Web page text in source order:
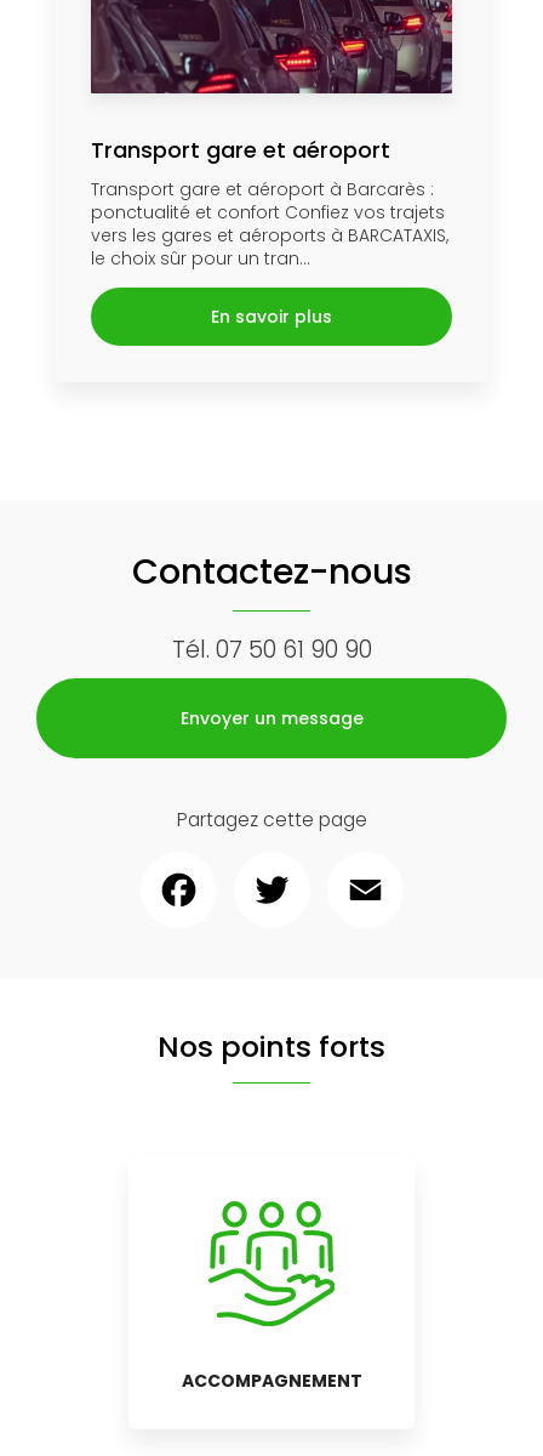
Transport gare et aéroport
Transport gare et aéroport à Barcarès :
ponctualité et confort Confiez vos trajets
vers les gares et aéroports à BARCATAXIS,
le choix sûr pour un tran...
En savoir plus
Contactez-nous
Tél. 07 50 61 90 90
Envoyer un message
Partagez cette page
Nos points forts
ACCOMPAGNEMENT